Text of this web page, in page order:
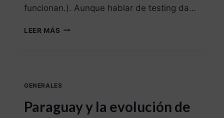
funcionan.). Aunque hablar de testing da…
LEER MÁS
GENERALES
Paraguay y la evolución de